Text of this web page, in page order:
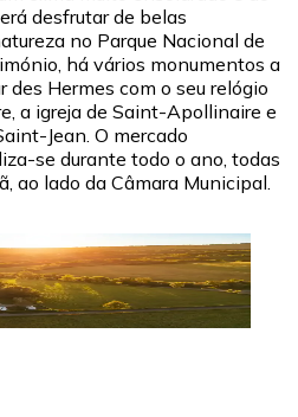
desfrutar de belas
no Parque Nacional de
há vários monumentos a
des Hermes com o seu relógio
a igreja de Saint-Apollinaire e
Jean. O mercado
se durante todo o ano, todas
ao lado da Câmara Municipal.